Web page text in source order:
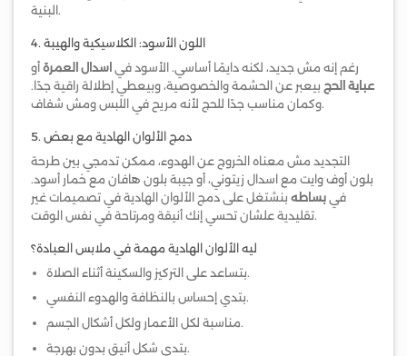
البنية.
4. اللون الأسود: الكلاسيكية والهيبة
رغم إنه مش جديد، لكنه دايمًا أساسي. الأسود في اسدال العمرةأو
عباية الحج بيعبر عن الحشمة والخصوصية، وبيعطي إطلالة راقية جدًا.
وكمان مناسب جدًا للحج لأنه مريح في اللبس ومش شفاف.
5. دمج الألوان الهادية مع بعض
التجديد مش معناه الخروج عن الهدوء، ممكن تدمجي بين طرحة
بلون أوف وايت مع اسدال زيتوني، أو جيبة بلون هافان مع خمار أسود.
في بساطهبنشتغل على دمج الألوان الهادية في تصميمات غير
تقليدية علشان تحسي إنك أنيقة ومرتاحة في نفس الوقت.
ليه الألوان الهادية مهمة في ملابس العبادة؟
بتساعد على التركيز والسكينة أثناء الصلاة.
بتدي إحساس بالنظافة والهدوء النفسي.
مناسبة لكل الأعمار ولكل أشكال الجسم.
بتدي شكل أنيق بدون بهرجة.